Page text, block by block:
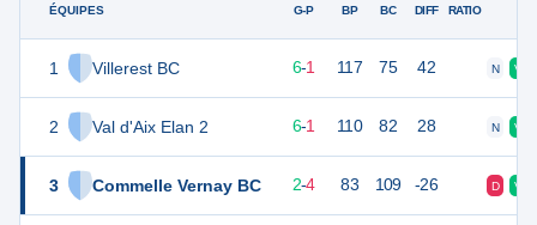
ÉQUIPES
1 Villerest BC
2 Val d'Aix Elan 2
3 Commelle Vernay BC
G-P BP BC DIFF RATIO
6-1 117 75 42 N V
6-1 110 82 28 N V
14 8 2-4 83 109 -26 D V